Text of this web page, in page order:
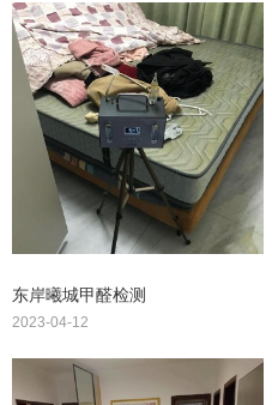
东岸曦城甲醛检测
2023-04-12